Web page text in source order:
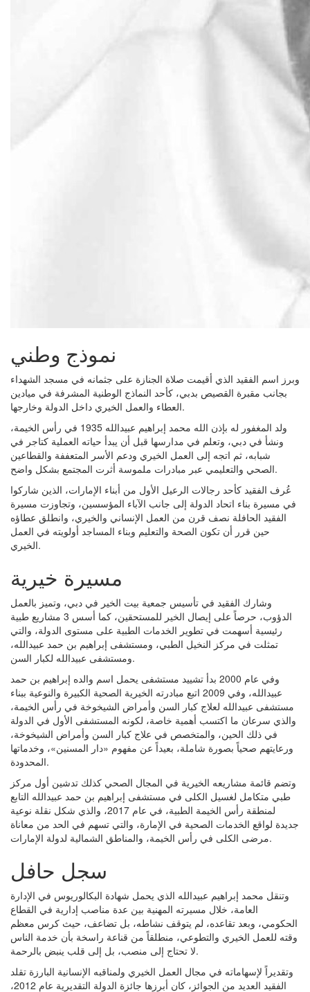
نموذج وطني
وبرز اسم الفقيد الذي أقيمت صلاة الجنازة على جثمانه في مسجد الشهداء
بجانب مقبرة القصيص بدبي، كأحد النماذج الوطنية المشرفة في ميادين
العطاء والعمل الخيري داخل الدولة وخارجها.
ولد المغفور له بإذن الله محمد إبراهيم عبيدالله 1935 في رأس الخيمة،
ونشأ في دبي، وتعلم في مدارسها قبل أن يبدأ حياته العملية كتاجر في
شبابه، ثم اتجه إلى العمل الخيري ودعم الأسر المتعففة والقطاعين
الصحي والتعليمي عبر مبادرات ملموسة أثرت المجتمع بشكل واضح.
عُرف الفقيد كأحد رجالات الرعيل الأول من أبناء الإمارات، الذين شاركوا
في مسيرة بناء اتحاد الدولة إلى جانب الآباء المؤسسين، وتجاوزت مسيرة
الفقيد الحافلة نصف قرن من العمل الإنساني والخيري، وانطلق عطاؤه
حين قرر أن تكون الصحة والتعليم وبناء المساجد أولويته في العمل
الخيري.
مسيرة خيرية
وشارك الفقيد في تأسيس جمعية بيت الخير في دبي، وتميز بالعمل
الدؤوب، حرصاً على إيصال الخير للمستحقين، كما أسس 3 مشاريع طبية
رئيسية أسهمت في تطوير الخدمات الطبية على مستوى الدولة، والتي
تمثلت في مركز النخيل الطبي، ومستشفى إبراهيم بن حمد عبيدالله،
ومستشفى عبيدالله لكبار السن.
وفي عام 2000 بدأ تشييد مستشفى يحمل اسم والده إبراهيم بن حمد
عبيدالله، وفي 2009 اتبع مبادرته الخيرية الصحية الكبيرة والنوعية ببناء
مستشفى عبيدالله لعلاج كبار السن وأمراض الشيخوخة في رأس الخيمة،
والذي سرعان ما اكتسب أهمية خاصة، لكونه المستشفى الأول في الدولة
في ذلك الحين، والمتخصص في علاج كبار السن وأمراض الشيخوخة،
ورعايتهم صحياً بصورة شاملة، بعيداً عن مفهوم «دار المسنين»، وخدماتها
المحدودة.
وتضم قائمة مشاريعه الخيرية في المجال الصحي كذلك تدشين أول مركز
طبي متكامل لغسيل الكلى في مستشفى إبراهيم بن حمد عبيدالله التابع
لمنطقة رأس الخيمة الطبية، في عام 2017، والذي شكل نقلة نوعية
جديدة لواقع الخدمات الصحية في الإمارة، والتي تسهم في الحد من معاناة
مرضى الكلى في رأس الخيمة، والمناطق الشمالية لدولة الإمارات.
سجل حافل
وتنقل محمد إبراهيم عبيدالله الذي يحمل شهادة البكالوريوس في الإدارة
العامة، خلال مسيرته المهنية بين عدة مناصب إدارية في القطاع
الحكومي، وبعد تقاعده، لم يتوقف نشاطه، بل تضاعف، حيث كرس معظم
وقته للعمل الخيري والتطوعي، منطلقاً من قناعة راسخة بأن خدمة الناس
لا تحتاج إلى منصب، بل إلى قلب ينبض بالرحمة.
وتقديراً لإسهاماته في مجال العمل الخيري ولمناقبه الإنسانية البارزة تقلد
الفقيد العديد من الجوائز، كان أبرزها جائزة الدولة التقديرية عام 2012،